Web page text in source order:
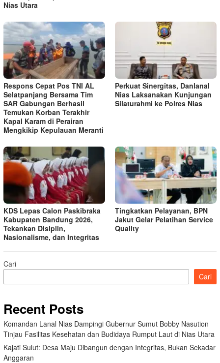
Nias Utara
Respons Cepat Pos TNI AL
Selatpanjang Bersama Tim
SAR Gabungan Berhasil
Temukan Korban Terakhir
Kapal Karam di Perairan
Mengkikip Kepulauan Meranti
Perkuat Sinergitas, Danlanal
Nias Laksanakan Kunjungan
Silaturahmi ke Polres Nias
KDS Lepas Calon Paskibraka
Kabupaten Bandung 2026,
Tekankan Disiplin,
Nasionalisme, dan Integritas
Tingkatkan Pelayanan, BPN
Jakut Gelar Pelatihan Service
Quality
Cari
Cari
Recent Posts
Komandan Lanal Nias Dampingi Gubernur Sumut Bobby Nasution
Tinjau Fasilitas Kesehatan dan Budidaya Rumput Laut di Nias Utara
Kajati Sulut: Desa Maju Dibangun dengan Integritas, Bukan Sekadar
Anggaran